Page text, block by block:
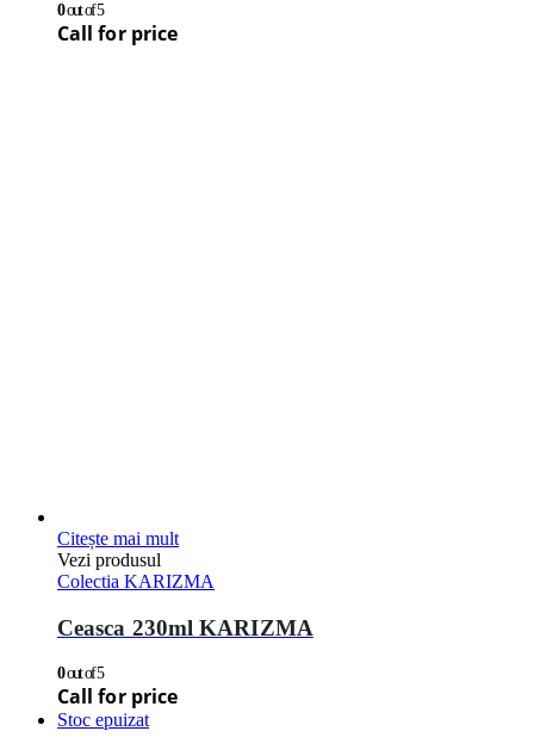
0out of 5
Call for price
Citește mai mult
Vezi produsul
Colectia KARIZMA
Ceasca 230ml KARIZMA
0out of 5
Call for price
Stoc epuizat